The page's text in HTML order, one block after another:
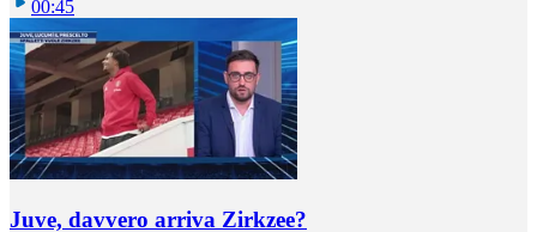
00:45
Juve, davvero arriva Zirkzee?